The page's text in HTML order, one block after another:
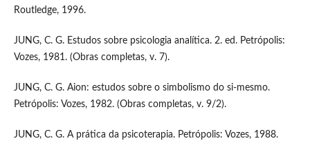
Routledge, 1996.
JUNG, C. G. Estudos sobre psicologia analítica. 2. ed. Petrópolis:
Vozes, 1981. (Obras completas, v. 7).
JUNG, C. G. Aion: estudos sobre o simbolismo do si-mesmo.
Petrópolis: Vozes, 1982. (Obras completas, v. 9/2).
JUNG, C. G. A prática da psicoterapia. Petrópolis: Vozes, 1988.